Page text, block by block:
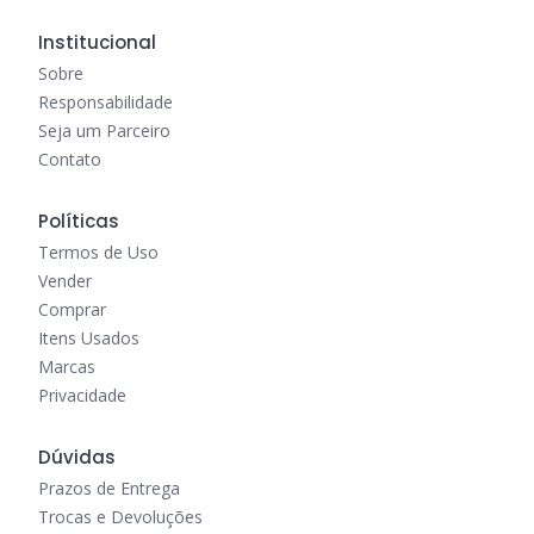
Institucional
Sobre
Responsabilidade
Seja um Parceiro
Contato
Políticas
Termos de Uso
Vender
Comprar
Itens Usados
Marcas
Privacidade
Dúvidas
Prazos de Entrega
Trocas e Devoluções